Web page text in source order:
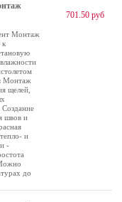
Монтаж
к
Монтаж
щелей,
швов и
и
-
до
701.50 руб